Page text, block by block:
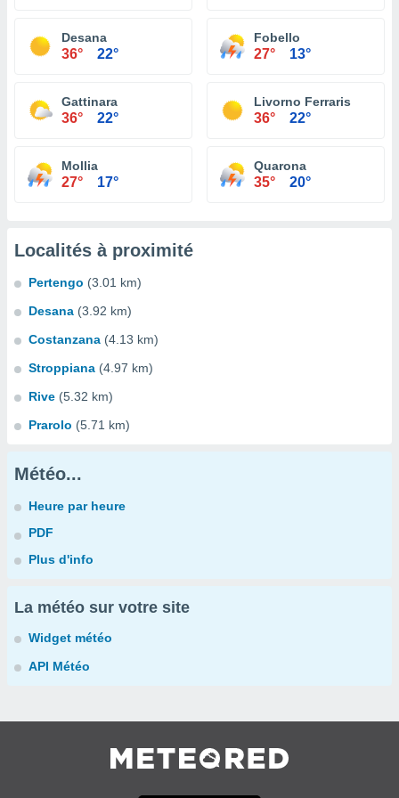
Desana
36° 22°
Fobello
27° 13°
Gattinara
36° 22°
Livorno Ferraris
36° 22°
Mollia
27° 17°
Quarona
35° 20°
Localités à proximité
Pertengo (3.01 km)
Desana (3.92 km)
Costanzana (4.13 km)
Stroppiana (4.97 km)
Rive (5.32 km)
Prarolo (5.71 km)
Météo...
Heure par heure
PDF
Plus d'info
La météo sur votre site
Widget météo
API Météo